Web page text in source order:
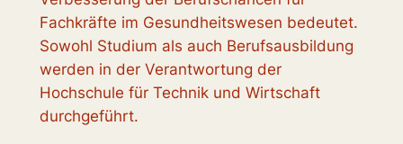
Fachkräfte im Gesundheitswesen bedeutet.
Sowohl Studium als auch Berufsausbildung
werden in der Verantwortung der
Hochschule für Technik und Wirtschaft
durchgeführt.